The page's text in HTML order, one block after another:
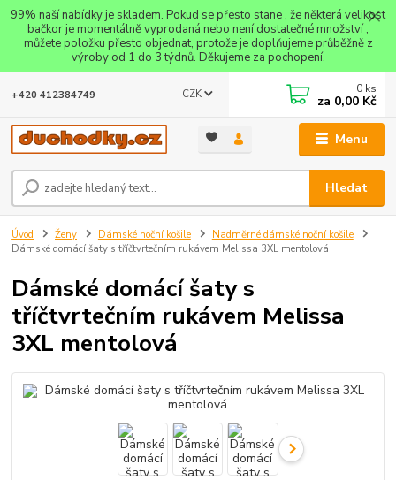
99% naší nabídky je skladem. Pokud se přesto stane , že některá velikost
bačkor je momentálně vyprodaná nebo není dostatečné množství ,
můžete položku přesto objednat, protože je doplňujeme průběžně z
výroby od 1 do 3 týdnů. Děkujeme za pochopení.
Menu
CZK
Hledat
+420 412384749 0 ks
za 0,00 Kč
Úvod Ženy Dámské noční košile
Nadměrné dámské noční košile
Dámské domácí šaty s tříčtvrtečním rukávem Melissa 3XL mentolová
Dámské domácí šaty s
tříčtvrtečním rukávem Melissa
3XL mentolová